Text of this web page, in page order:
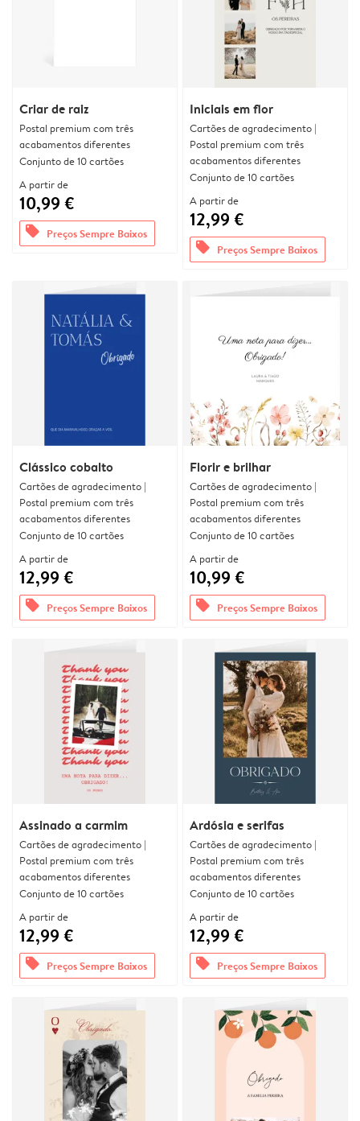
Criar de raiz
Postal premium com três
acabamentos diferentes
Conjunto de 10 cartões
A partir de
10,99 €
offers Preços Sempre Baixos
Iniciais em flor
Cartões de agradecimento |
Postal premium com três
acabamentos diferentes
Conjunto de 10 cartões
A partir de
12,99 €
offers Preços Sempre Baixos
Clássico cobalto
Cartões de agradecimento |
Postal premium com três
acabamentos diferentes
Conjunto de 10 cartões
A partir de
12,99 €
offers Preços Sempre Baixos
Florir e brilhar
Cartões de agradecimento |
Postal premium com três
acabamentos diferentes
Conjunto de 10 cartões
A partir de
10,99 €
offers Preços Sempre Baixos
Assinado a carmim
Cartões de agradecimento |
Postal premium com três
acabamentos diferentes
Conjunto de 10 cartões
A partir de
12,99 €
offers Preços Sempre Baixos
Ardósia e serifas
Cartões de agradecimento |
Postal premium com três
acabamentos diferentes
Conjunto de 10 cartões
A partir de
12,99 €
offers Preços Sempre Baixos